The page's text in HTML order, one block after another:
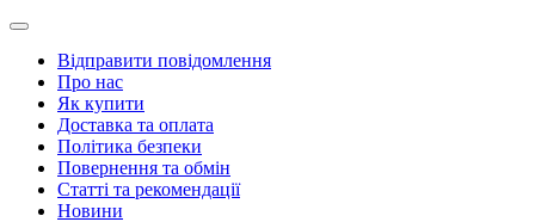
Відправити повідомлення
Про нас
Як купити
Доставка та оплата
Політика безпеки
Повернення та обмін
Статті та рекомендації
Новини